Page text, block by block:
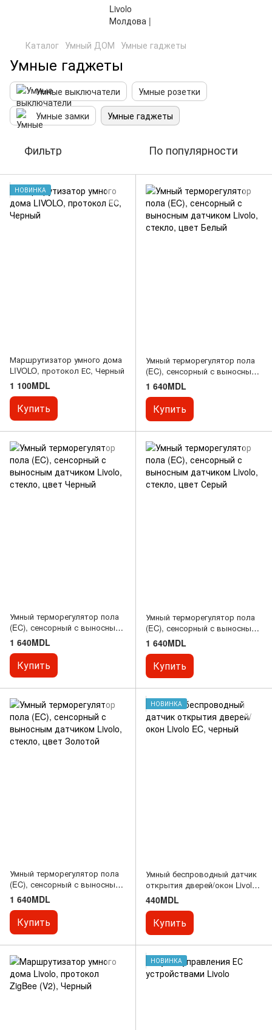
Каталог Умный ДОМ Умные гаджеты
Умные гаджеты
Умные выключатели
Умные розетки
Умные замки
Умные гаджеты
Фильтр По популярности
НОВИНКА
Маршрутизатор умного дома
LIVOLO, протокол ЕС, Черный
1 100MDL
Купить
Умный терморегулятор пола
(EC), сенсорный с выносным
датчиком Livolo, стекло, цвет
Белый
1 640MDL
Купить
Умный терморегулятор пола
(EC), сенсорный с выносным
датчиком Livolo, стекло, цвет
Черный
1 640MDL
Купить
Умный терморегулятор пола
(EC), сенсорный с выносным
датчиком Livolo, стекло, цвет
Серый
1 640MDL
Купить
Умный терморегулятор пола
(EC), сенсорный с выносным
датчиком Livolo, стекло, цвет
Золотой
1 640MDL
Купить
НОВИНКА
Умный беспроводный датчик
открытия дверей/окон Livolo
EC, черный
440MDL
Купить
НОВИНКА